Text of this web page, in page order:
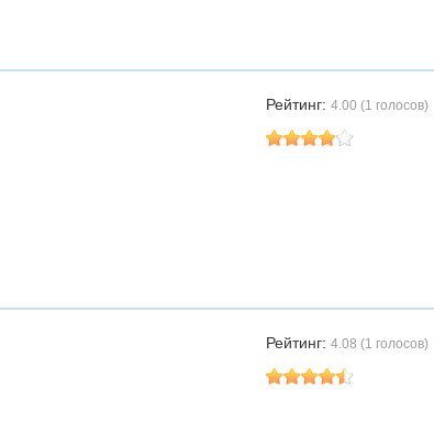
Рейтинг: 4.00 (1 голосов)
Рейтинг: 4.08 (1 голосов)